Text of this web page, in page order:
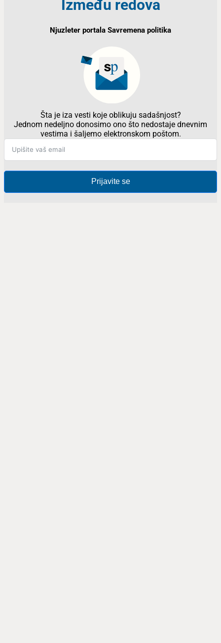
Između redova
Njuzleter portala Savremena politika
Šta je iza vesti koje oblikuju sadašnjost?
Jednom nedeljno donosimo ono što nedostaje dnevnim
vestima i šaljemo elektronskom poštom.
Prijavite se